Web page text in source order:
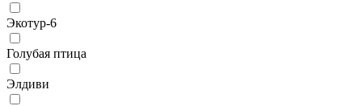
Экотур-6
Голубая птица
Элдиви